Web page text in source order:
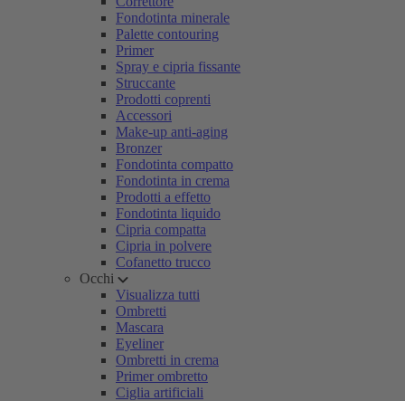
Fondotinta minerale
Palette contouring
Primer
Spray e cipria fissante
Struccante
Prodotti coprenti
Accessori
Make-up anti-aging
Bronzer
Fondotinta compatto
Fondotinta in crema
Prodotti a effetto
Fondotinta liquido
Cipria compatta
Cipria in polvere
Cofanetto trucco
Occhi
Visualizza tutti
Ombretti
Mascara
Eyeliner
Ombretti in crema
Primer ombretto
Ciglia artificiali